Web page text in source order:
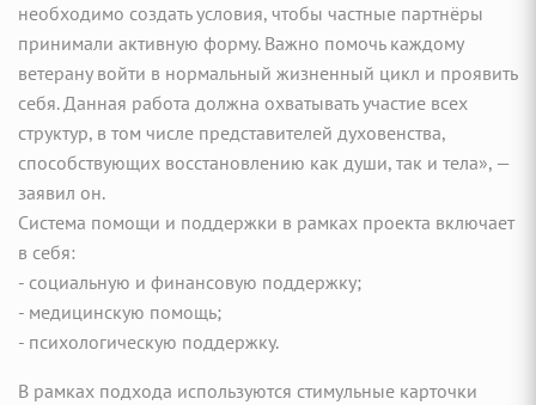
необходимо создать условия, чтобы частные партнёры
принимали активную форму. Важно помочь каждому
ветерану войти в нормальный жизненный цикл и проявить
себя. Данная работа должна охватывать участие всех
структур, в том числе представителей духовенства,
способствующих восстановлению как души, так и тела», —
заявил он.
Система помощи и поддержки в рамках проекта включает
в себя:
- социальную и финансовую поддержку;
- медицинскую помощь;
- психологическую поддержку.
В рамках подхода используются стимульные карточки